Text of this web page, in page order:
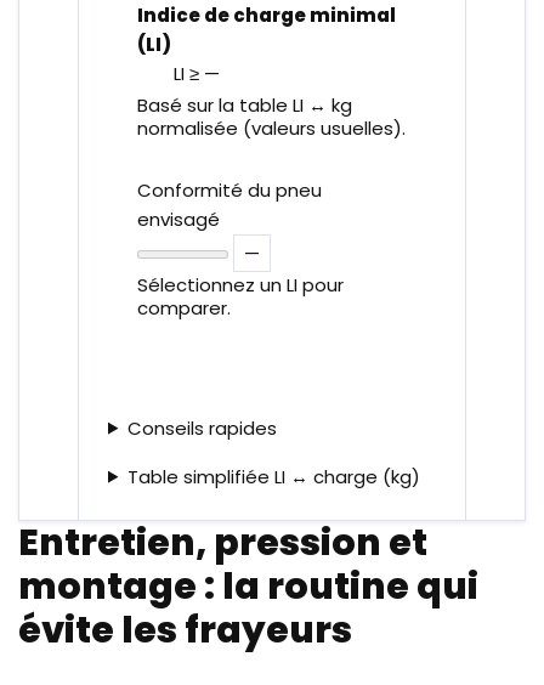
Indice de charge minimal
(LI)
LI ≥ —
Basé sur la table LI ↔ kg
normalisée (valeurs usuelles).
Conformité du pneu
envisagé
—
Sélectionnez un LI pour
comparer.
Conseils rapides
Table simplifiée LI ↔ charge (kg)
Note: Cet outil fournit une
estimation à titre informatif.
Référez-vous aux
recommandations officielles
(constructeurs, homologations)
pour un choix final.
Entretien, pression et
montage : la routine qui
évite les frayeurs